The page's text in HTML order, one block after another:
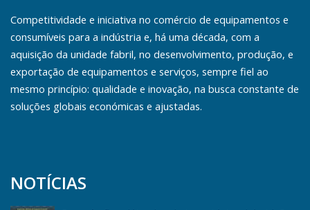
Competitividade e iniciativa no comércio de equipamentos e
consumíveis para a indústria e, há uma década, com a
aquisição da unidade fabril, no desenvolvimento, produção, e
exportação de equipamentos e serviços, sempre fiel ao
mesmo princípio: qualidade e inovação, na busca constante de
soluções globais económicas e ajustadas.
NOTÍCIAS